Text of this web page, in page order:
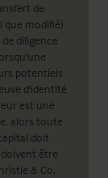
de
que modifié)
diligence
potentiels
d'identité
est une
alors toute
doit
être
& Co,